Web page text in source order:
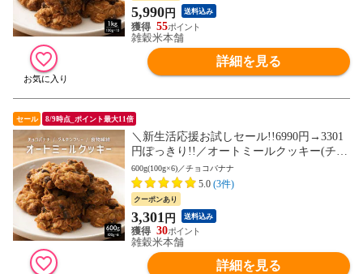
5,990円 送料込み
55
雑穀米本舗
詳細を見る
セール 8/9時点_ポイント最大11倍
＼新生活応援お試しセール!!6990円→3301
円ぽっきり!!／オートミールクッキー(チョ
コバナナ) 600g(100g×6袋)※割れ欠けあり
ヘルシー ダイエット スイーツ 訳アリ 食物
繊維豊富 (個包装) お試し【送料無料】
600g(100g×6)／チョコバナナ
5.0 (3件)
クーポンあり
3,301 円 送料込み
30
雑穀米本舗
詳細を見る